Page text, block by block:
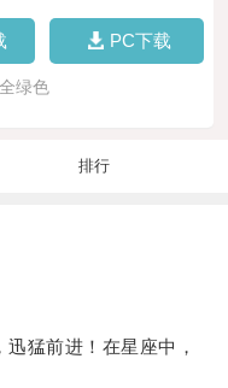
PC下载
绿色
排行
猛前进！在星座中，